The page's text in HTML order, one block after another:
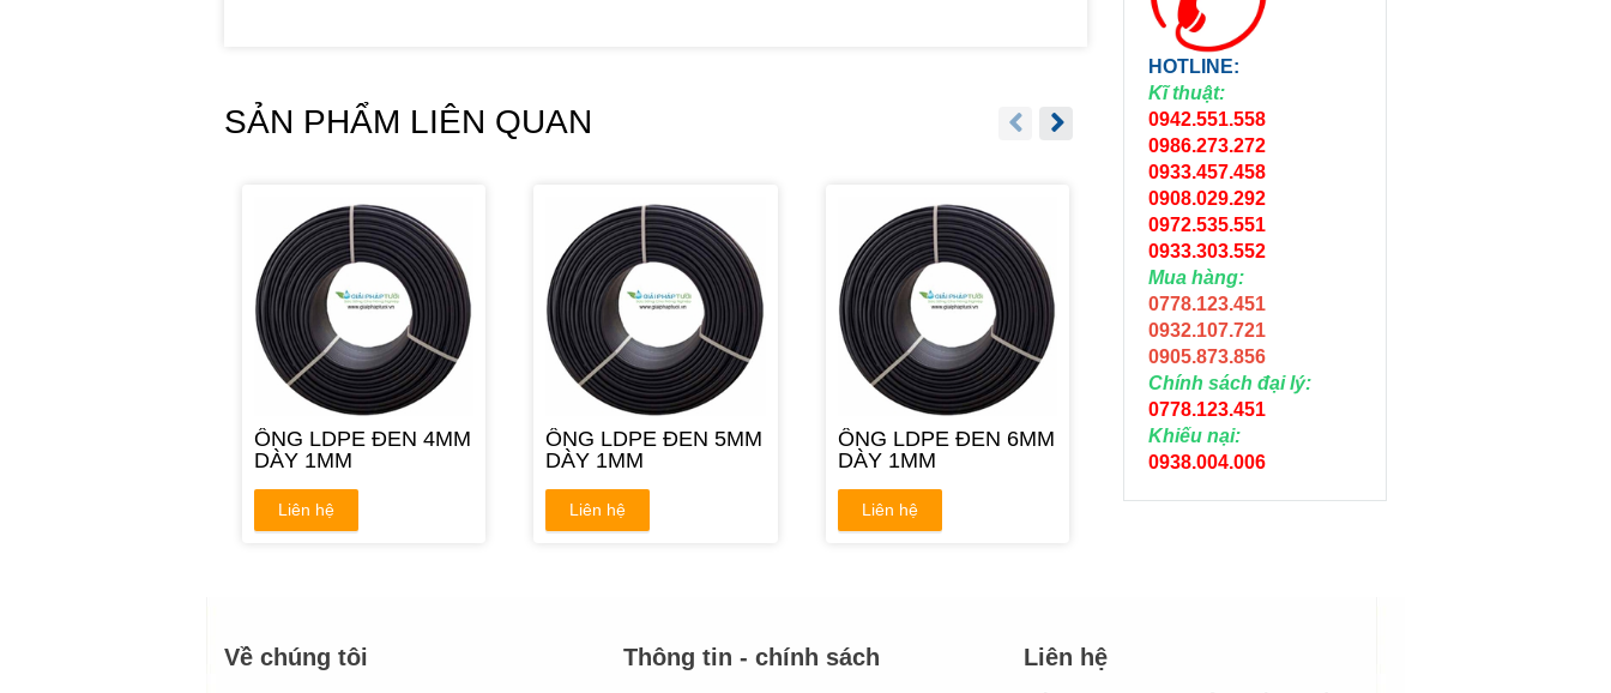
SẢN PHẨM LIÊN QUAN
ỐNG LDPE ĐEN 4MM
DÀY 1MM
Liên hệ
ỐNG LDPE ĐEN 5MM
DÀY 1MM
Liên hệ
ỐNG LDPE ĐEN 6MM
DÀY 1MM
Liên hệ
ỐNG LDPE ĐEN 7MM
DÀY 1MM
HOTLINE:
Kĩ thuật:
0942.551.558
0986.273.272
0933.457.458
0908.029.292
0972.535.551
0933.303.552
Mua hàng:
0778.123.451
0932.107.721
0905.873.856
Chính sách đại lý:
0778.123.451
Khiếu nại:
0938.004.006
Về chúng tôi Thông tin - chính sách Liên hệ